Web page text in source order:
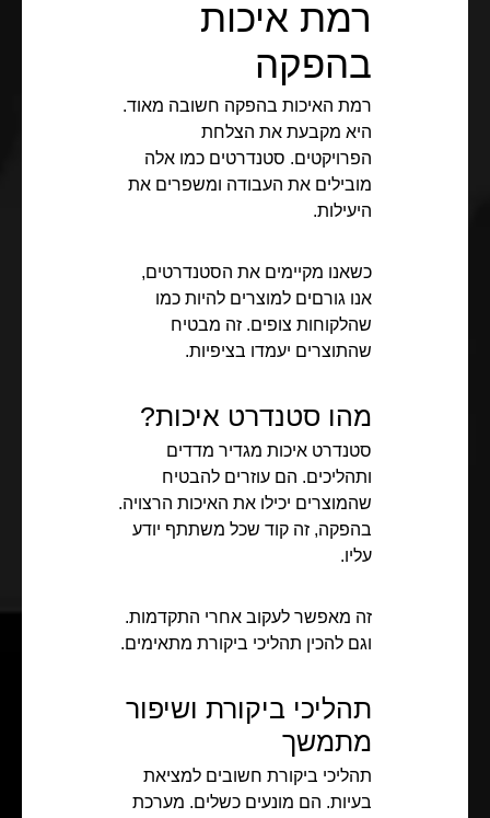
רמת איכות
בהפקה
רמת האיכות בהפקה חשובה מאוד.
היא מקבעת את הצלחת
הפרויקטים. סטנדרטים כמו אלה
מובילים את העבודה ומשפרים את
היעילות.
כשאנו מקיימים את הסטנדרטים,
אנו גורםים למוצרים להיות כמו
שהלקוחות צופים. זה מבטיח
שהתוצרים יעמדו בציפיות.
מהו סטנדרט איכות?
סטנדרט איכות מגדיר מדדים
ותהליכים. הם עוזרים להבטיח
שהמוצרים יכילו את האיכות הרצויה.
בהפקה, זה קוד שכל משתתף יודע
עליו.
זה מאפשר לעקוב אחרי התקדמות.
וגם להכין תהליכי ביקורת מתאימים.
תהליכי ביקורת ושיפור
מתמשך
תהליכי ביקורת חשובים למציאת
בעיות. הם מונעים כשלים. מערכת